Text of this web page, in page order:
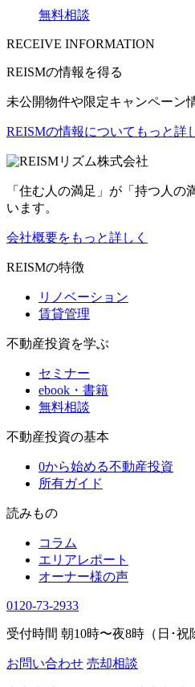
無料相談
RECEIVE INFORMATION
REISMの情報を得る
未公開物件や限定キャンペーン
REISMの情報についてもっと詳
リズム株式会社
「住む人の満足」が「持つ人
います。
会社概要をもっと詳しく
REISMの特徴
リノベーション
賃貸管理
不動産投資を学ぶ
セミナー
ebook・書籍
無料相談
不動産投資の基本
0から始める不動産投資
所有ガイド
読みもの
コラム
エリアレポート
オーナー様の声
0120-73-2933
受付時間 朝10時〜夜8時（日･祝
お問い合わせ 売却相談